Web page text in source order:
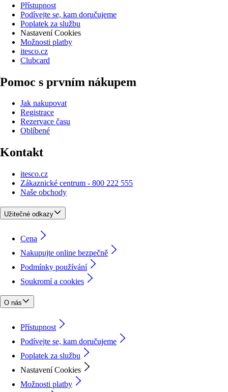
Přístupnost
Podívejte se, kam doručujeme
Poplatek za službu
Nastavení Cookies
Možnosti platby
itesco.cz
Clubcard
Pomoc s prvním nákupem
Jak nakupovat
Registrace
Rezervace času
Oblíbené
Kontakt
itesco.cz
Zákaznické centrum - 800 222 555
Naše obchody
Užitečné odkazy
Cena
Nakupujte online bezpečně
Podmínky používání
Soukromí a cookies
O nás
Přístupnost
Podívejte se, kam doručujeme
Poplatek za službu
Nastavení Cookies
Možnosti platby